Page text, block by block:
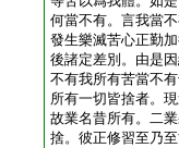
何當不有。言我當
發生樂滅苦心正勤
後諸定差別。由是
不有我所有苦當不
所有一切皆捨者。
故業名昔所有。二
捨。彼正修習至乃